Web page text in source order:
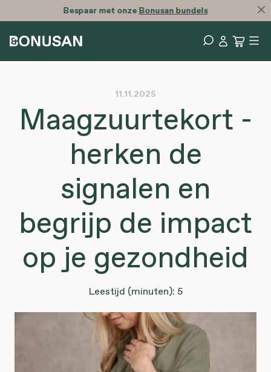
Bespaar met onzeBonusan bundels
11.11.2025
Maagzuurtekort -
herken de
signalen en
begrijp de impact
op je gezondheid
Leestijd (minuten): 5